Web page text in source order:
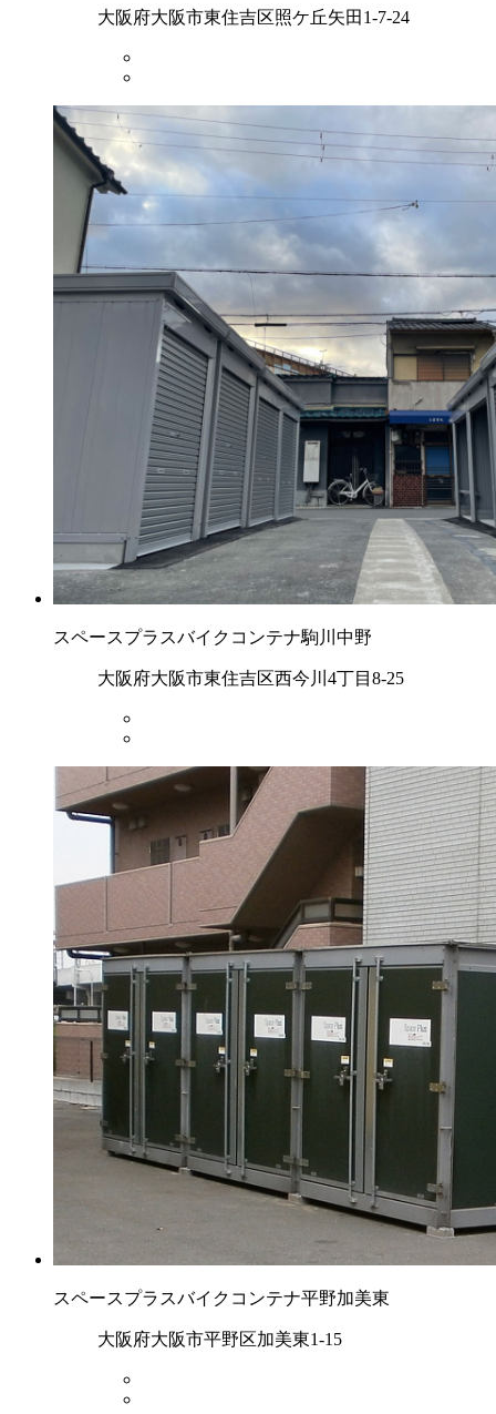
大阪府大阪市東住吉区照ケ丘矢田1-7-24
スペースプラスバイクコンテナ駒川中野
大阪府大阪市東住吉区西今川4丁目8-25
スペースプラスバイクコンテナ平野加美東
大阪府大阪市平野区加美東1-15